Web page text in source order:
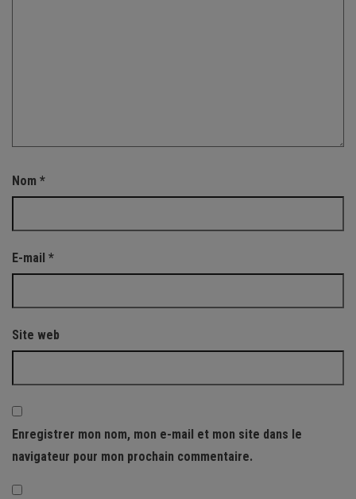
Nom *
E-mail *
Site web
Enregistrer mon nom, mon e-mail et mon site dans le
navigateur pour mon prochain commentaire.